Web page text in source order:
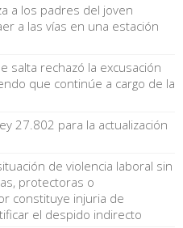
a los padres del joven
a las vías en una estación
salta rechazó la excusación
que continúe a cargo de la
27.802 para la actualización
de violencia laboral sin
protectoras o
constituye injuria de
el despido indirecto